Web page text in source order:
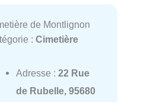
de Montlignon
: Cimetière
Adresse : 22 Rue
de Rubelle, 95680